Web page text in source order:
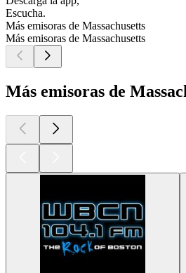
Escucha.
Más emisoras de Massachusetts
Más emisoras de Massachusetts
Más emisoras de